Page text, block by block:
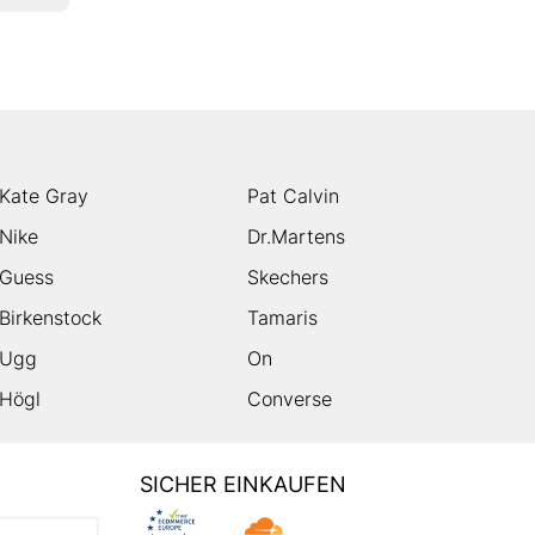
Gray
Pat Calvin
Dr.Martens
Skechers
Tamaris
On
Converse
SICHER EINKAUFEN